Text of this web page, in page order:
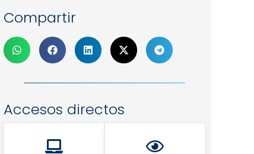
Compartir
Accesos directos